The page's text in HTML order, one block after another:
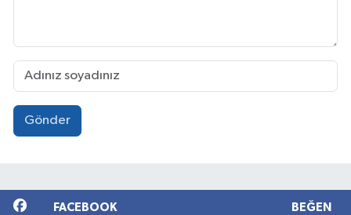
Gönder
FACEBOOK BEĞEN